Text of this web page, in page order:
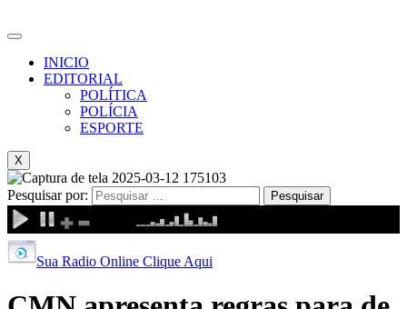
INICIO
EDITORIAL
POLÍTICA
POLÍCIA
ESPORTE
X
Pesquisar por:
Sua Radio Online Clique Aqui